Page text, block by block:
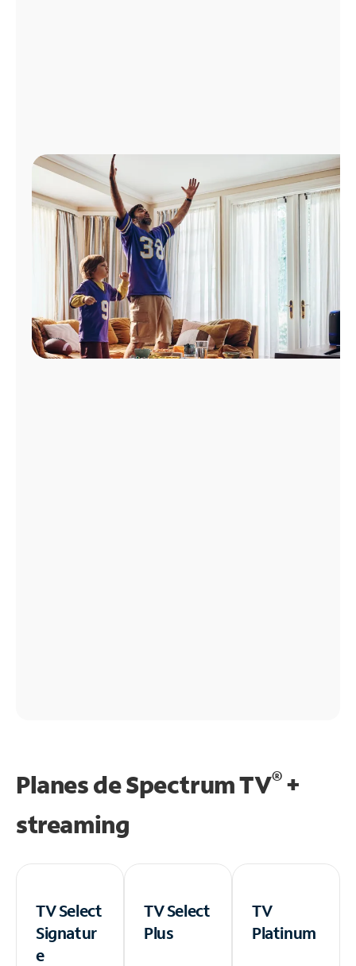
Planes de Spectrum TV®+
streaming
TV Select
Signatur
e
TV Select
Plus
TV
Platinum